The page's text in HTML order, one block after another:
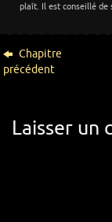
plaît. Il est conseillé de
Chapitre
précédent
Laisser un